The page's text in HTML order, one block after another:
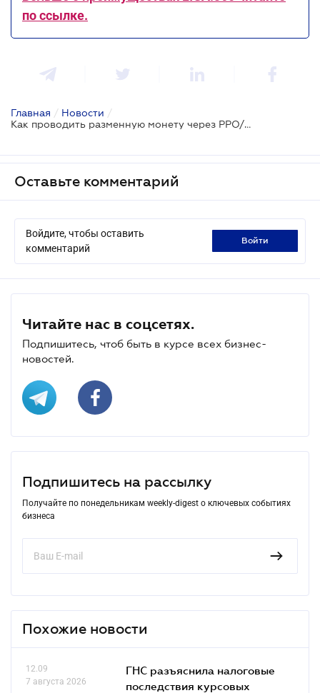
по ссылке.
Главная / Новости /
Как проводить разменную монету через РРО/ПРРО - ГНС
Оставьте комментарий
Войдите, чтобы оставить
комментарий
войти
Читайте нас в соцсетях.
Подпишитесь, чтоб быть в курсе всех бизнес-
новостей.
Подпишитесь на рассылку
Получайте по понедельникам weekly-digest о ключевых событиях
бизнеса
Похожие новости
12.09
7 августа 2026
ГНС разъяснила налоговые
последствия курсовых